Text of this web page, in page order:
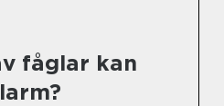
fåglar kan